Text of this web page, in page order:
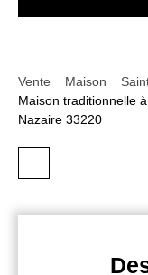
Vente Maison
Maison traditionnelle
Nazaire 33220